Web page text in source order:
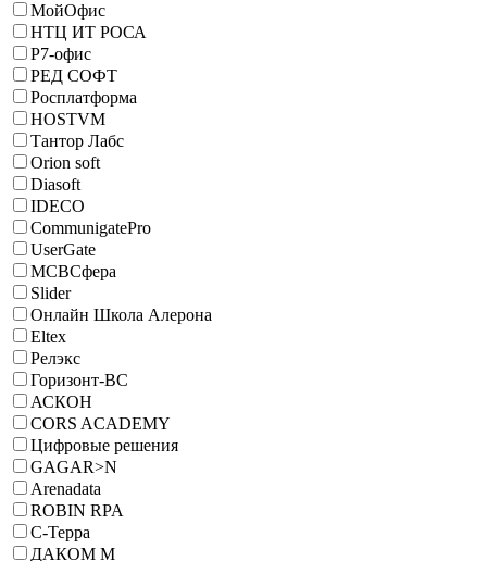
МойОфис
НТЦ ИТ РОСА
Р7-офис
РЕД СОФТ
Росплатформа
HOSTVM
Тантор Лабс
Orion soft
Diasoft
IDECO
CommunigatePro
UserGate
МСВСфера
Slider
Онлайн Школа Алерона
Eltex
Релэкс
Горизонт-ВС
АСКОН
CORS ACADEMY
Цифровые решения
GAGAR>N
Arenadata
ROBIN RPA
С-Терра
ДАКОМ М